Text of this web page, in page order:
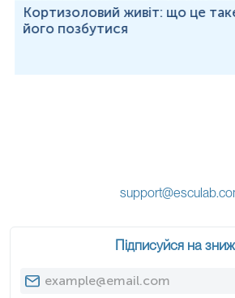
Кортизоловий живіт: що це
його позбутися
Підписуйся на